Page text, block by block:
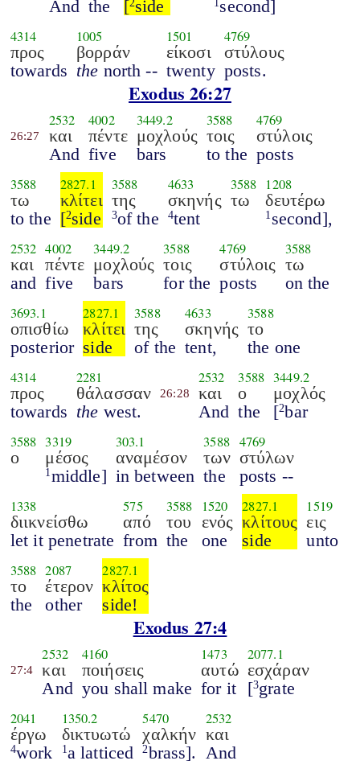
And the [2side second]
4314
προς
towards
1005
βορράν
the north --
1501
είκοσι
twenty
4769
στύλους
posts.
Exodus 26:27
26:27
2532
και
And
4002
πέντε
five
3449.2
μοχλούς
bars
3588
τοις
to the
4769
στύλοις
posts
3588
τω
to the
2827.1
κλίτει
[2side
3588
της
3of the
4633
σκηνής
4tent
3588
τω
1208
δευτέρω
1 second],
2532
και
and
4002
πέντε
five
3449.2
μοχλούς
bars
3588
τοις
for the
4769
στύλοις
posts
3588
τω
on the
3693.1
οπισθίω
posterior
2827.1
κλίτει
side
3588
της
of the
4633
σκηνής
tent,
3588
το
the one
4314
προς
towards
2281
θάλασσαν
the west.
26:28
2532
και
And
3588
ο
the
3449.2
μοχλός
[2bar
3588
ο
3319
μέσος
1 middle]
303.1
αναμέσον
in between
3588
των
the
4769
στύλων
posts --
1338
διικνείσθω
let it penetrate
575
από
from
3588
του
the
1520
ενός
one
2827.1
κλίτους
side
1519
εις
unto
3588
το
the
2087
έτερον
other
2827.1
κλίτος
side!
Exodus 27:4
27:4
2532
και
And
4160
ποιήσεις
you shall make
1473
αυτώ
for it
2077.1
εσχάραν
[3grate
2041
έργω
4work
1350.2
δικτυωτώ
1 a latticed
5470
χαλκήν
2brass].
2532
και
And